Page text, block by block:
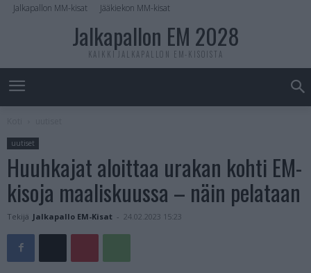
Jalkapallon MM-kisat Jääkiekon MM-kisat
Jalkapallon EM 2028
KAIKKI JALKAPALLON EM-KISOISTA
uutiset
Huuhkajat aloittaa urakan kohti EM-
kisoja maaliskuussa – näin pelataan
Tekijä Jalkapallo EM-Kisat - 24.02.2023 15:23